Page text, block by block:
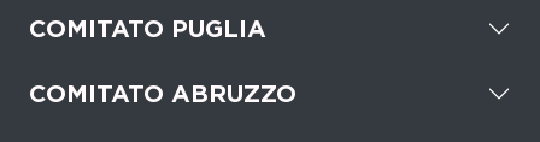
COMITATO PUGLIA
COMITATO ABRUZZO